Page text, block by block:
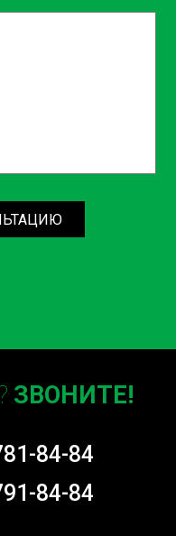
ЗВОНИТЕ!
84-84
84-84